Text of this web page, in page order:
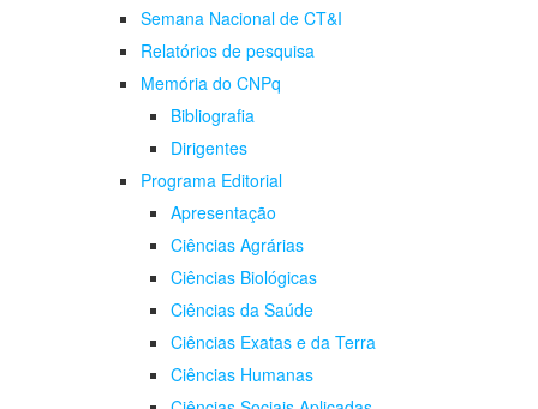
Semana Nacional de CT&I
Relatórios de pesquisa
Memória do CNPq
Bibliografia
Dirigentes
Programa Editorial
Apresentação
Ciências Agrárias
Ciências Biológicas
Ciências da Saúde
Ciências Exatas e da Terra
Ciências Humanas